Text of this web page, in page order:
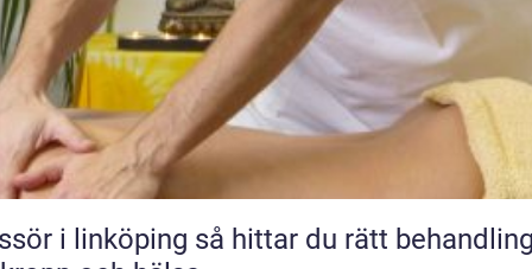
så hittar du rätt behandling